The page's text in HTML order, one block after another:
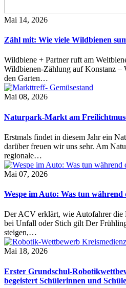
Mai 14, 2026
Zähl mit: Wie viele Wildbienen
Wildbiene + Partner ruft am
Wildbienen-Zählung auf Konstanz –
den Garten…
Mai 08, 2026
Naturpark-Markt am
Erstmals findet in diesem Jahr ein
darüber freuen wir uns sehr. Am
regionale…
Mai 07, 2026
Wespe im Auto: Was tun während
Der ACV erklärt, wie Autofahrer die
bei Unfall oder Stich gilt Der
steigen,…
Mai 18, 2026
Erster Grundschul-
begeistert Schülerinnen und